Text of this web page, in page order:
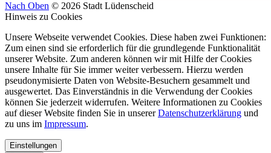
Nach Oben © 2026 Stadt Lüdenscheid
Hinweis zu Cookies
Unsere Webseite verwendet Cookies. Diese haben zwei Funktionen:
Zum einen sind sie erforderlich für die grundlegende Funktionalität
unserer Website. Zum anderen können wir mit Hilfe der Cookies
unsere Inhalte für Sie immer weiter verbessern. Hierzu werden
pseudonymisierte Daten von Website-Besuchern gesammelt und
ausgewertet. Das Einverständnis in die Verwendung der Cookies
können Sie jederzeit widerrufen. Weitere Informationen zu Cookies
auf dieser Website finden Sie in unsererDatenschutzerklärung und
zu uns im Impressum.
Einstellungen